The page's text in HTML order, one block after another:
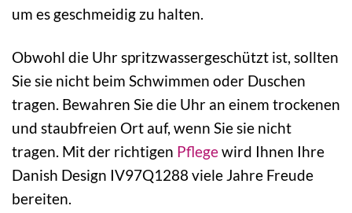
um es geschmeidig zu halten.
Obwohl die Uhr spritzwassergeschützt ist, sollten
Sie sie nicht beim Schwimmen oder Duschen
tragen. Bewahren Sie die Uhr an einem trockenen
und staubfreien Ort auf, wenn Sie sie nicht
tragen. Mit der richtigen Pflegewird Ihnen Ihre
Danish Design IV97Q1288 viele Jahre Freude
bereiten.